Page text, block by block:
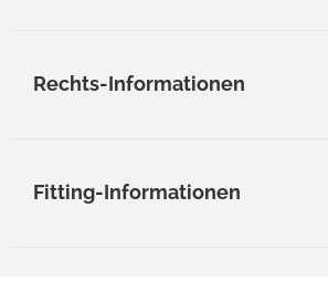
Rechts-Informationen
Fitting-Informationen